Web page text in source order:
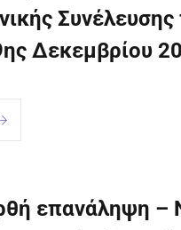
Συνέλευσης
Δεκεμβρίου
επανάληψη –